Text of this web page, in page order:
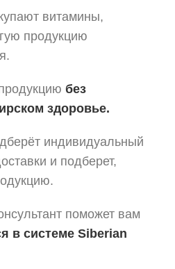
витамины,
продукцию
без
здоровье.
индивидуальный
и подберет,
поможет вам
в системе Siberian